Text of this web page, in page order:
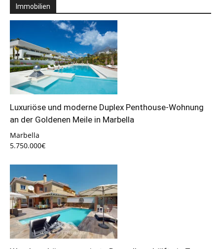
Immobilien
Luxuriöse und moderne Duplex Penthouse-Wohnung
an der Goldenen Meile in Marbella
Marbella
5.750.000€